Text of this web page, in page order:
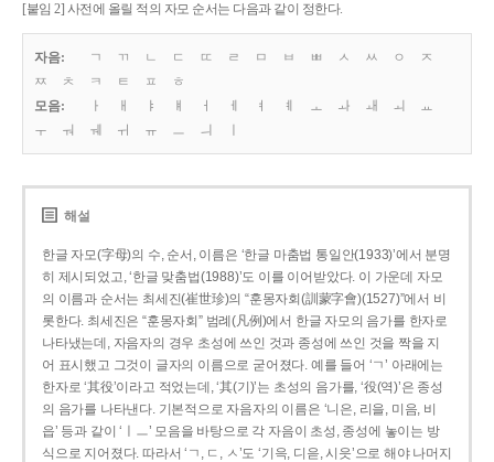
[붙임 2] 사전에 올릴 적의 자모 순서는 다음과 같이 정한다.
자음: ㄱ ㄲ ㄴ ㄷ ㄸ ㄹ ㅁ ㅂ ㅃ ㅅ ㅆ ㅇ
ㅈ
ㅉ
ㅊ ㅋ ㅌ ㅍ
ㅎ
모음:
ㅏ ㅐ ㅑ ㅒ ㅓ ㅔ ㅕ ㅖ ㅗ ㅘ ㅙ ㅚ
ㅛ
ㅜ
ㅝ ㅞ ㅟ ㅠ ㅡ ㅢ
해설
한글 자모(字母)의 수, 순서, 이름은 ‘한글 마춤법 통일안(1933)’에서 분명
히 제시되었고, ‘한글 맞춤법(1988)’도 이를 이어받았다. 이 가운데 자모
의 이름과 순서는 최세진(崔世珍)의 “훈몽자회(訓蒙字會)(1527)”에서 비
롯한다. 최세진은 “훈몽자회” 범례(凡例)에서 한글 자모의 음가를 한자로
나타냈는데, 자음자의 경우 초성에 쓰인 것과 종성에 쓰인 것을 짝을 지
어 표시했고 그것이 글자의 이름으로 굳어졌다. 예를 들어 ‘ㄱ’ 아래에는
한자로 ‘其役’이라고 적었는데, ‘其(기)’는 초성의 음가를, ‘役(역)’은 종성
의 음가를 나타낸다. 기본적으로 자음자의 이름은 ‘니은, 리을, 미음, 비
읍’ 등과 같이 ‘ㅣㅡ’ 모음을 바탕으로 각 자음이 초성, 종성에 놓이는 방
식으로 지어졌다. 따라서 ‘ㄱ, ㄷ, ㅅ’도 ‘기윽, 디읃, 시읏’으로 해야 나머지